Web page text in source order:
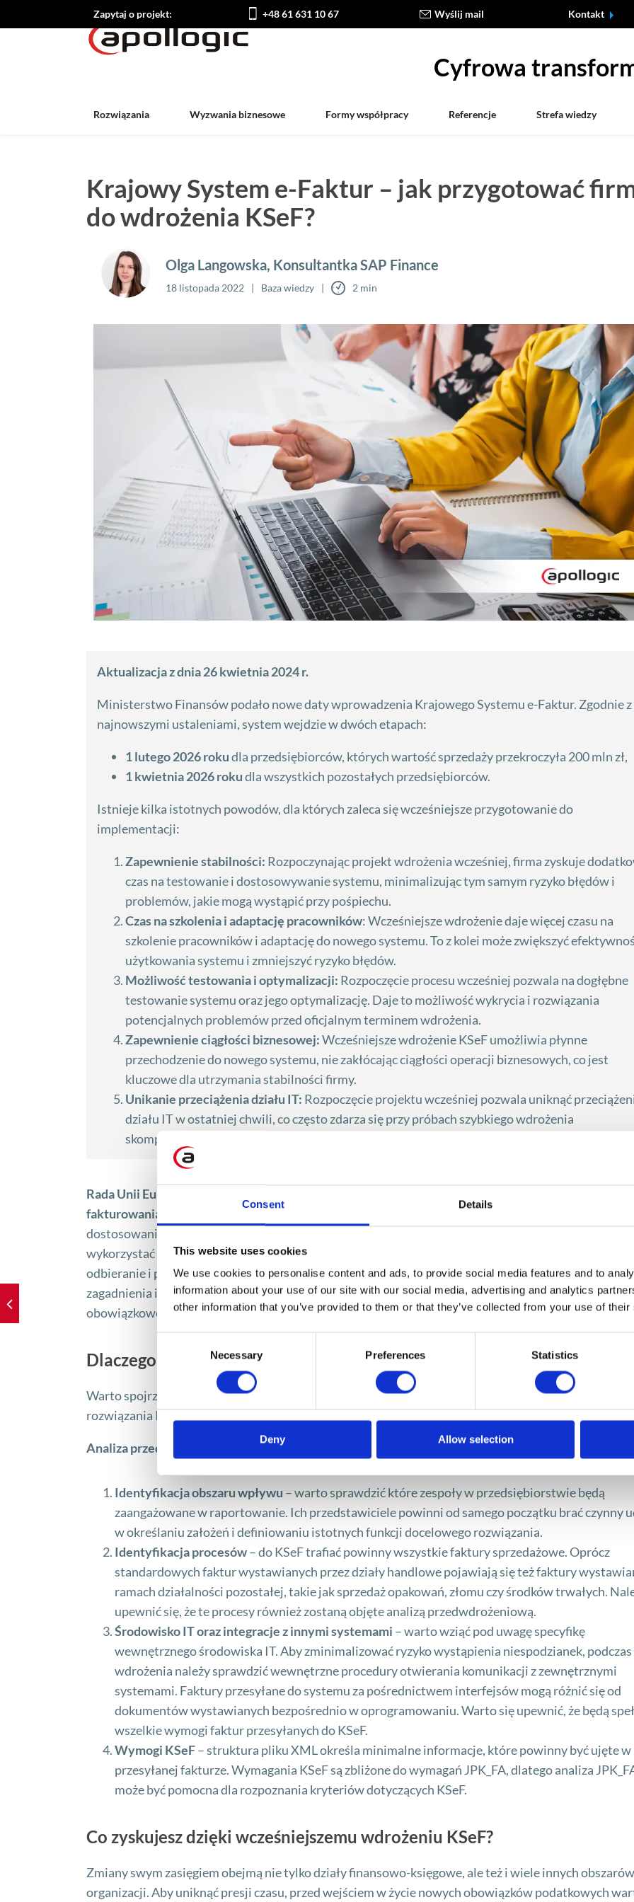
Consent Details
This website uses cookies
We use cookies to personalise content and ads, to provide social media features and to
information about your use of our site with our social media, advertising and analytics
other information that you’ve provided to them or that they’ve collected from your use of
Necessary Preferences Statistics
Deny Allow selection
Zapytaj o projekt: +48 61 631 10 67 Wyślij mail Kontakt
Cyfrowa
Rozwiązania Wyzwania biznesowe Formy współpracy Referencje Strefa wiedzy
Krajowy System e-Faktur – jak przygotować
do wdrożenia KSeF?
Olga Langowska, Konsultantka SAP Finance
18 listopada 2022 Baza wiedzy 2 min
Aktualizacja z dnia 26 kwietnia 2024 r.
Ministerstwo Finansów podało nowe daty wprowadzenia Krajowego Systemu e-Faktur. Zgodnie z
najnowszymi ustaleniami, system wejdzie w dwóch etapach:
1 lutego 2026 rokudla przedsiębiorców, których wartość sprzedaży przekroczyła 200 mln zł,
1 kwietnia 2026 rokudla wszystkich pozostałych przedsiębiorców.
Istnieje kilka istotnych powodów, dla których zaleca się wcześniejsze przygotowanie do
implementacji:
Zapewnienie stabilności: Rozpoczynając projekt wdrożenia wcześniej, firma zyskuje
czas na testowanie i dostosowywanie systemu, minimalizując tym samym ryzyko błędów i
problemów, jakie mogą wystąpić przy pośpiechu.
Czas na szkolenia i adaptację pracowników: Wcześniejsze wdrożenie daje więcej czasu na
szkolenie pracowników i adaptację do nowego systemu. To z kolei może zwiększyć
użytkowania systemu i zmniejszyć ryzyko błędów.
Możliwość testowania i optymalizacji: Rozpoczęcie procesu wcześniej pozwala na dogłębne
testowanie systemu oraz jego optymalizację. Daje to możliwość wykrycia i rozwiązania
potencjalnych problemów przed oficjalnym terminem wdrożenia.
Zapewnienie ciągłości biznesowej:Wcześniejsze wdrożenie KSeF umożliwia płynne
przechodzenie do nowego systemu, nie zakłócając ciągłości operacji biznesowych, co jest
kluczowe dla utrzymania stabilności firmy.
Unikanie przeciążenia działu IT: Rozpoczęcie projektu wcześniej pozwala uniknąć
działu IT w ostatniej chwili, co często zdarza się przy próbach szybkiego wdrożenia
skomplikowanych systemów.
Rada Unii Europejskiej podjęła decyzję o przesunięciu wdrożenia obligatoryjnego systemu e-
fakturowania na dzień 1 stycznia 2024 roku.
Przedsiębiorcy zyskali kilka dodatkowych miesięcy na
dostosowanie wewnętrznych procedur finansowo-księgowych do korzystania z KSeF. Organizacje
wykorzystać ten okres i lepiej przygotować się do wprowadzenia rozwiązania umożliwiającego
odbieranie i przeglądanie e-Faktur ustrukturyzowanych. Czas poświęcony na wnikliwe rozpoznanie
zagadnienia i wewnętrzne analizy zaowocuje sprawniejszym wdrożeniem i łagodnym wejściem w
obowiązkowego raportowania.
Dlaczego przygotowania do e-fakturowania należy rozpocząć już teraz?
Warto spojrzeć na to zagadnienie z szerszej perspektywy i być gotowym na implementację
rozwiązania IT zarówno w wymiarze technologicznym, jak i proceduralnym.
Analiza przedwdrożeniowa może objąć kilka obszarów:
Identyfikacja obszaru wpływu – warto sprawdzić które zespoły w przedsiębiorstwie będą
zaangażowane w raportowanie. Ich przedstawiciele powinni od samego początku brać czynny
w określaniu założeń i definiowaniu istotnych funkcji docelowego rozwiązania.
Identyfikacja procesów– do KSeF trafiać powinny wszystkie faktury sprzedażowe. Oprócz
standardowych faktur wystawianych przez działy handlowe pojawiają się też faktury
ramach działalności pozostałej, takie jak sprzedaż opakowań, złomu czy środków trwałych.
upewnić się, że te procesy również zostaną objęte analizą przedwdrożeniową.
Środowisko IT oraz integracje z innymi systemami – warto wziąć pod uwagę specyfikę
wewnętrznego środowiska IT. Aby zminimalizować ryzyko wystąpienia niespodzianek, podczas
wdrożenia należy sprawdzić wewnętrzne procedury otwierania komunikacji z zewnętrznymi
systemami. Faktury przesyłane do systemu za pośrednictwem interfejsów mogą różnić się od
dokumentów wystawianych bezpośrednio w oprogramowaniu. Warto się upewnić, że będą
wszelkie wymogi faktur przesyłanych do KSeF.
Wymogi KSeF– struktura pliku XML określa minimalne informacje, które powinny być ujęte w
przesyłanej fakturze. Wymagania KSeF są zbliżone do wymagań JPK_FA, dlatego analiza
może być pomocna dla rozpoznania kryteriów dotyczących KSeF.
Co zyskujesz dzięki wcześniejszemu wdrożeniu KSeF?
Zmiany swym zasięgiem obejmą nie tylko działy finansowo-księgowe, ale też i wiele innych
organizacji. Aby uniknąć presji czasu, przed wejściem w życie nowych obowiązków podatkowych